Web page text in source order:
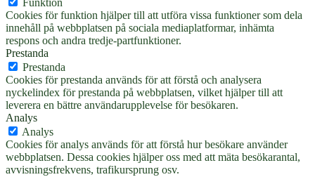
Funktion
Cookies för funktion hjälper till att utföra vissa funktioner som dela
innehåll på webbplatsen på sociala mediaplatformar, inhämta
respons och andra tredje-partfunktioner.
Prestanda
Prestanda
Cookies för prestanda används för att förstå och analysera
nyckelindex för prestanda på webbplatsen, vilket hjälper till att
leverera en bättre användarupplevelse för besökaren.
Analys
Analys
Cookies för analys används för att förstå hur besökare använder
webbplatsen. Dessa cookies hjälper oss med att mäta besökarantal,
avvisningsfrekvens, trafikursprung osv.